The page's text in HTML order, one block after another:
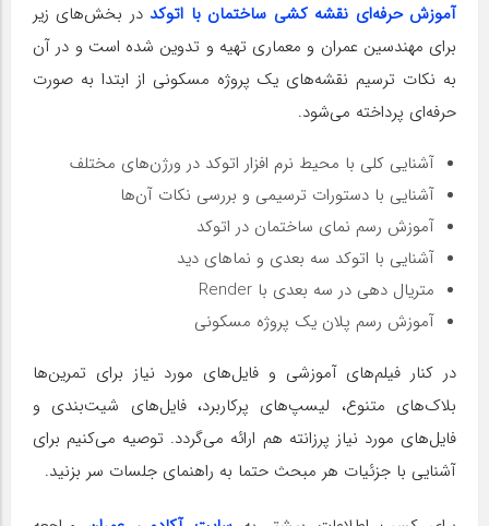
آموزش حرفه‌ای نقشه کشی ساختمان با اتوکددر بخش‌های زیر
برای مهندسین عمران و معماری تهیه و تدوین شده است و در آن
به نکات ترسیم نقشه‌های یک پروژه مسکونی از ابتدا به صورت
حرفه‌ای پرداخته می‌شود.
آشنایی کلی با محیط نرم افزار اتوکد در ورژن‌های مختلف
آشنایی با دستورات ترسیمی و بررسی نکات آن‌ها
آموزش رسم نمای ساختمان در اتوکد
آشنایی با اتوکد سه بعدی و نماهای دید
متریال دهی در سه بعدی با Render
آموزش رسم پلان یک پروژه مسکونی
در کنار فیلم‌های آموزشی و فایل‌های مورد نیاز برای تمرین‌ها
بلاک‌های متنوع، لیسپ‌های پرکاربرد، فایل‌های شیت‌بندی و
فایل‌های مورد نیاز پرزانته هم ارائه می‌گردد. توصیه می‌کنیم برای
آشنایی با جزئیات هر مبحث حتما به راهنمای جلسات سر بزنید.